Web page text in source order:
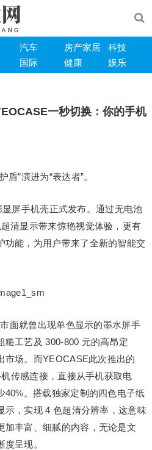
汽车 房产家居
科技
国际 健康 娱乐
一秒切换：你的手机
”演进为“表达者”。
屏手机壳正式发布。通过无电池
清显示带来惊艳视觉体验，更有
功能，为用户带来了全新的智能交
面就曾出现单色显示的墨水屏手
糙工艺及 300-800 元的高昂定
市场。而YEOCASE此次推出的
传感连接，直接从手机获取电
40%。搭载独家定制的四色电子纸
示，实现 4 色超清分辨率，这意味
加丰富、细腻的内容，无论是文
呈现。